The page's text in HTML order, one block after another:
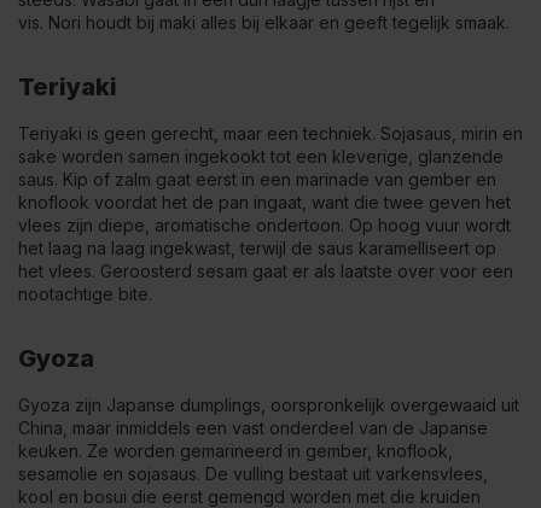
vis. Nori houdt bij maki alles bij elkaar en geeft tegelijk smaak.
Teriyaki
Teriyaki is geen gerecht, maar een techniek. Sojasaus, mirin en
sake worden samen ingekookt tot een kleverige, glanzende
saus. Kip of zalm gaat eerst in een marinade van gember en
knoflook voordat het de pan ingaat, want die twee geven het
vlees zijn diepe, aromatische ondertoon. Op hoog vuur wordt
het laag na laag ingekwast, terwijl de saus karamelliseert op
het vlees. Geroosterd sesam gaat er als laatste over voor een
nootachtige bite.
Gyoza
Gyoza zijn Japanse dumplings, oorspronkelijk overgewaaid uit
China, maar inmiddels een vast onderdeel van de Japanse
keuken. Ze worden gemarineerd in gember, knoflook,
sesamolie en sojasaus. De vulling bestaat uit varkensvlees,
kool en bosui die eerst gemengd worden met die kruiden